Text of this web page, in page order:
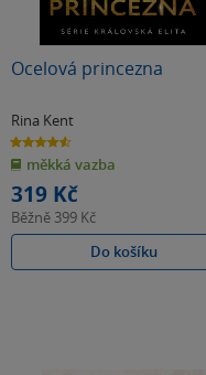
Ocelová princezna
Rina Kent
4.6
z
5
hvězdiček
měkká vazba
319 Kč
Běžně 399 Kč
Do košíku